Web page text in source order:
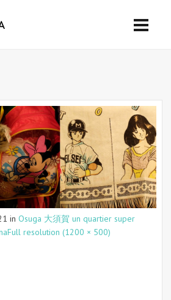
in Osuga 大須賀 un quartier super
Full resolution (1200 × 500)